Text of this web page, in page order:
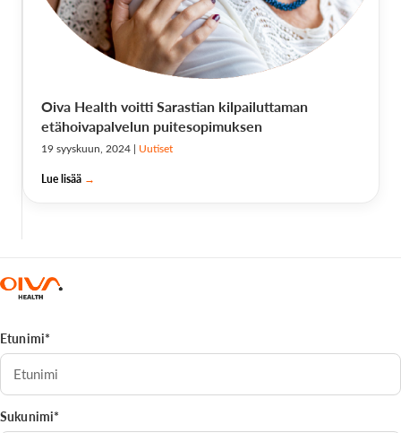
Oiva Health voitti Sarastian kilpailuttaman
etähoivapalvelun puitesopimuksen
19 syyskuun, 2024 | Uutiset
Lue lisää →
Etunimi*
Sukunimi*